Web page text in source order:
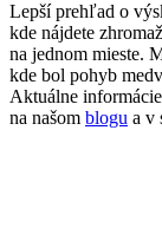
Lepší prehľad o
kde nájdete
na jednom mieste.
kde bol pohyb
Aktuálne
na našom blogu a v